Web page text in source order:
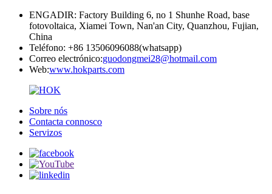
ENGADIR: Factory Building 6, no 1 Shunhe Road, base
fotovoltaica, Xiamei Town, Nan'an City, Quanzhou, Fujian,
China
Teléfono: +86 13506096088(whatsapp)
Correo electrónico:guodongmei28@hotmail.com
Web:www.hokparts.com
Sobre nós
Contacta connosco
Servizos